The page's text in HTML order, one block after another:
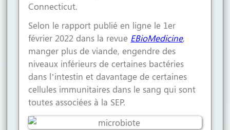
Connecticut.
Selon le rapport publié en ligne le 1er
février 2022 dans la revue EBioMedicine,
manger plus de viande, engendre des
niveaux inférieurs de certaines bactéries
dans l’intestin et davantage de certaines
cellules immunitaires dans le sang qui sont
toutes associées à la SEP.